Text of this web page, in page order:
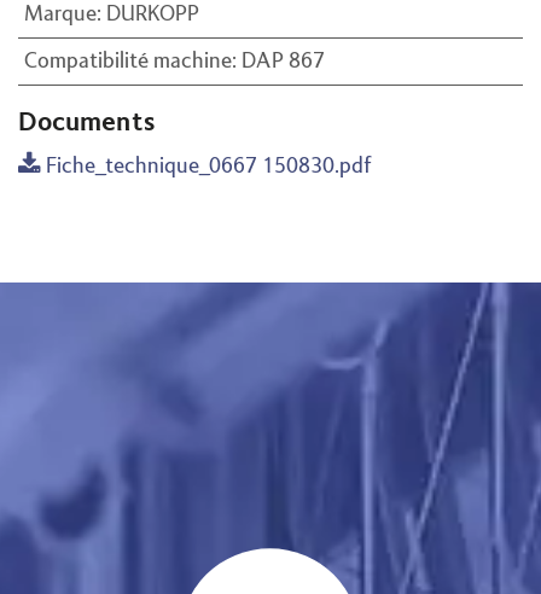
Marque: DURKOPP
Compatibilité machine: DAP 867
Documents
Fiche_technique_0667 150830.pdf